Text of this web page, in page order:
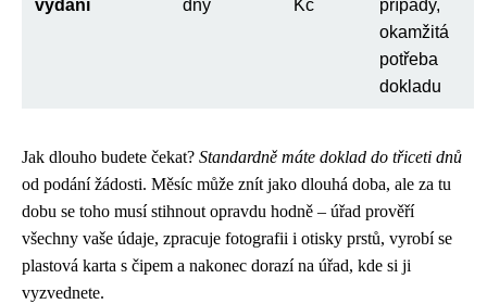
vydání dny Kč
případy,
okamžitá
potřeba
dokladu
Jak dlouho budete čekat? Standardně máte doklad do třiceti dnů
od podání žádosti. Měsíc může znít jako dlouhá doba, ale za tu
dobu se toho musí stihnout opravdu hodně – úřad prověří
všechny vaše údaje, zpracuje fotografii i otisky prstů, vyrobí se
plastová karta s čipem a nakonec dorazí na úřad, kde si ji
vyzvednete.